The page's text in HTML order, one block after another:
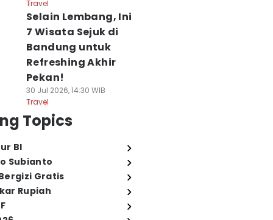
Travel
Selain Lembang, Ini
7 Wisata Sejuk di
Bandung untuk
Refreshing Akhir
Pekan!
30 Jul 2026, 14:30 WIB
Travel
Topics
BI
Subianto
Gratis
Rupiah